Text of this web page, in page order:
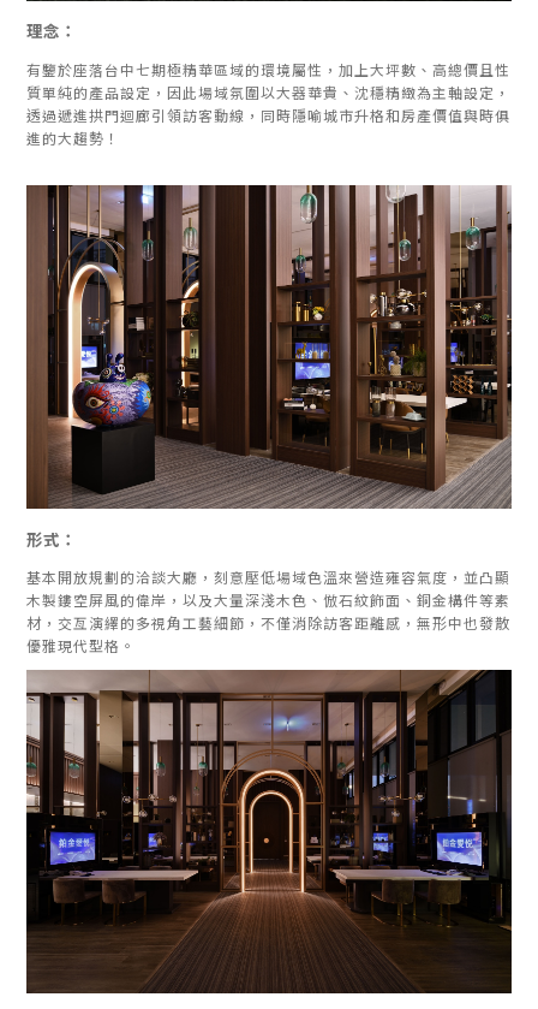
理念：
有鑒於座落台中七期極精華區域的環境屬性，加上大坪數、高總價且性
質單純的產品設定，因此場域氛圍以大器華貴、沈穩精緻為主軸設定，
透過遞進拱門迴廊引領訪客動線，同時隱喻城市升格和房產價值與時俱
進的大趨勢！
形式：
基本開放規劃的洽談大廳，刻意壓低場域色溫來營造雍容氣度，並凸顯
木製鏤空屏風的偉岸，以及大量深淺木色、倣石紋飾面、銅金構件等素
材，交亙演繹的多視角工藝細節，不僅消除訪客距離感，無形中也發散
優雅現代型格。